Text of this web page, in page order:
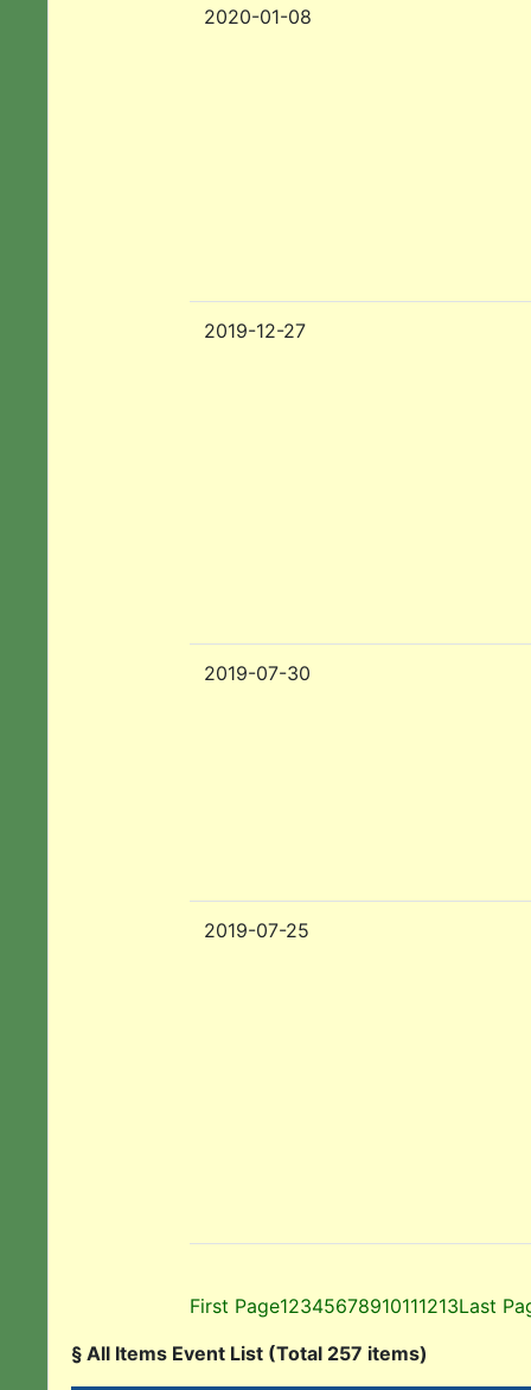
2020-01-08
2019-12-27
2019-07-30
2019-07-25
First Page12345678910111213Last
§ All Items Event List (Total 257 items)